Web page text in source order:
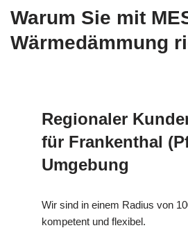
Warum Sie mit
Wärmedämmung
Regionaler
für Frankenthal
Umgebung
Wir sind in einem Radius von
kompetent und flexibel.